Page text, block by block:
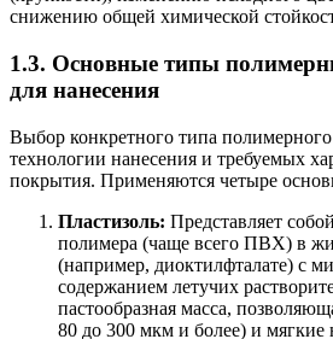
снижению общей химической
1.3. Основные типы
для нанесения
Выбор конкретного типа полимерного
технологии нанесения и требуемых
покрытия. Применяются четыре
Пластизоль: Представляет
полимера (чаще всего ПВХ) в
(например, диоктилфталате) с
содержанием летучих
пастообразная масса,
80 до 300 мкм и более) и